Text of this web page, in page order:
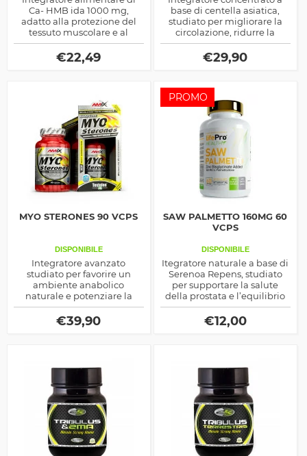
Ca- HMB ida 1000 mg,
adatto alla protezione del
tessuto muscolare e al
miglioramento delle
prestazioni fisiche.
€22,49
base di centella asiatica,
studiato per migliorare la
circolazione, ridurre la
ritenzione idrica e sostenere
la tonicità della pelle,
donando alle gambe una
€29,90
MYO STERONES 90 VCPS
DISPONIBILE
Integratore avanzato
studiato per favorire un
ambiente anabolico
naturale e potenziare la
crescita muscolare. Grazie a
una sinergia di estratti
botanici, attivatori anabolici
supporta il recupero.
€39,90
PROMO
SAW PALMETTO 160MG 60
VCPS
DISPONIBILE
Itegratore naturale a base di
Serenoa Repens, studiato
per supportare la salute
della prostata e l’equilibrio
ormonale. Con 160 mg di
estratto per capsula, può
favorire il benessere urinario
€12,00